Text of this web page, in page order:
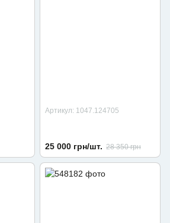
Артикул: 1047.124705
25 000 грн/шт. 28 350 грн